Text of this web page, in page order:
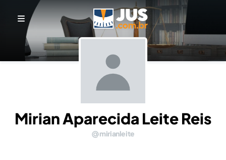
Mirian Aparecida Leite Reis
mirianleite